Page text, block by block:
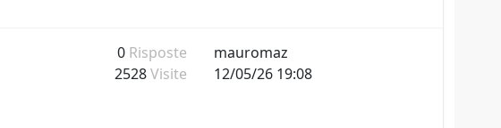
0 Risposte
2528Visite
mauromaz
12/05/26 19:08